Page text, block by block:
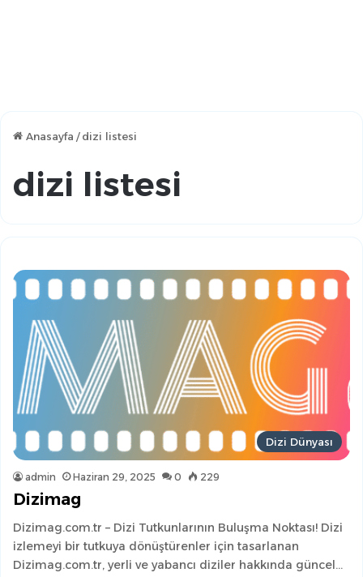
Anasayfa / dizi listesi
dizi listesi
Dizi Dünyası
admin Haziran 29, 2025 0 229
Dizimag
Dizimag.com.tr – Dizi Tutkunlarının Buluşma Noktası! Dizi
izlemeyi bir tutkuya dönüştürenler için tasarlanan
Dizimag.com.tr, yerli ve yabancı diziler hakkında güncel…